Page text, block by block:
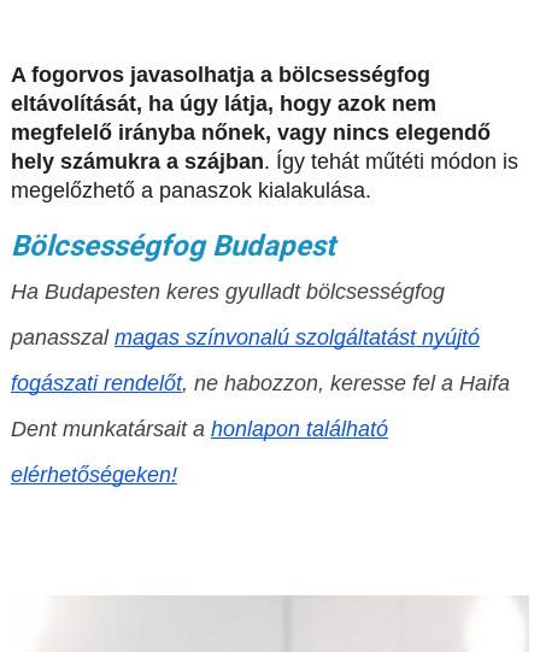
A fogorvos javasolhatja a bölcsességfog
eltávolítását, ha úgy látja, hogy azok nem
megfelelő irányba nőnek, vagy nincs elegendő
hely számukra a szájban. Így tehát műtéti módon is
megelőzhető a panaszok kialakulása.
Bölcsességfog Budapest
Ha Budapesten keres gyulladt bölcsességfog
panasszal magas színvonalú szolgáltatást nyújtó
fogászati rendelőt, ne habozzon, keresse fel a Haifa
Dent munkatársait a honlapon található
elérhetőségeken!